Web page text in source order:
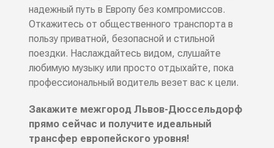
надежный путь в Европу без компромиссов.
Откажитесь от общественного транспорта в
пользу приватной, безопасной и стильной
поездки. Наслаждайтесь видом, слушайте
любимую музыку или просто отдыхайте, пока
профессиональный водитель везет вас к цели.
Закажите межгород Львов-Дюссельдорф
прямо сейчас и получите идеальный
трансфер европейского уровня!